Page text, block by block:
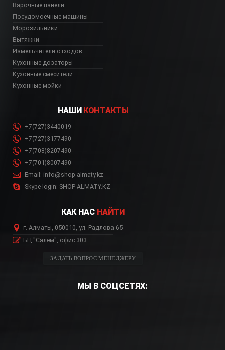
Варочные панели
Посудомоечные машины
Морозильники
Вытяжки
Измельчители отходов
Кухонные дозаторы
Кухонные смесители
Кухонные мойки
НАШИ КОНТАКТЫ
+7(727)3440019
+7(727)3177490
+7(708)8207490
+7(701)8007490
Email: info@shop-almaty.kz
Skype login: SHOP-ALMATY.KZ
КАК НАС НАЙТИ
г. Алматы, 050010, ул. Радлова 65
БЦ "Салем", офис 303
ЗАДАТЬ ВОПРОС МЕНЕДЖЕРУ
МЫ В СОЦСЕТЯХ: